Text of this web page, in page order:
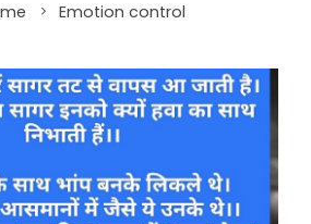
Emotion control